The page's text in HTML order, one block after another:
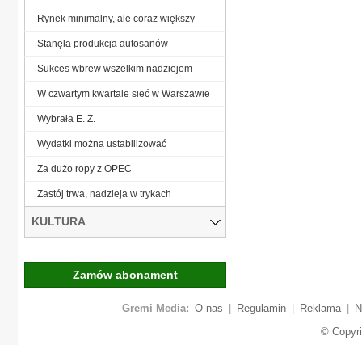
Rynek minimalny, ale coraz większy
Stanęła produkcja autosanów
Sukces wbrew wszelkim nadziejom
W czwartym kwartale sieć w Warszawie
Wybrała E. Z.
Wydatki można ustabilizować
Za dużo ropy z OPEC
Zastój trwa, nadzieja w trykach
KULTURA
Zamów abonament
Gremi Media: O nas Regulamin Reklama
©